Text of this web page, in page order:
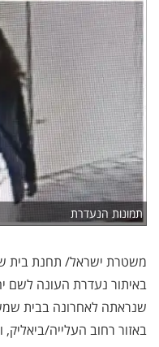
תמונות הנעדרת
משטרת ישראל/ תחנת בית
באזור רחוב העלייה/